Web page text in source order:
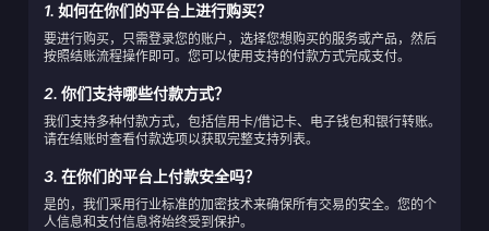
1. 如何在你们的平台上进行购买？
要进行购买，只需登录您的账户，选择您想购买的服务或产品，然后
按照结账流程操作即可。您可以使用支持的付款方式完成支付。
2. 你们支持哪些付款方式？
我们支持多种付款方式，包括信用卡/借记卡、电子钱包和银行转账。
请在结账时查看付款选项以获取完整支持列表。
3. 在你们的平台上付款安全吗？
是的，我们采用行业标准的加密技术来确保所有交易的安全。您的个
人信息和支付信息将始终受到保护。